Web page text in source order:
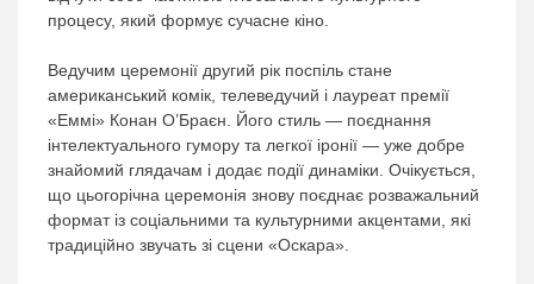
процесу, який формує сучасне кіно.
Ведучим церемонії другий рік поспіль стане
американський комік, телеведучий і лауреат премії
«Еммі» Конан О’Браєн. Його стиль — поєднання
інтелектуального гумору та легкої іронії — уже добре
знайомий глядачам і додає події динаміки. Очікується,
що цьогорічна церемонія знову поєднає розважальний
формат із соціальними та культурними акцентами, які
традиційно звучать зі сцени «Оскара».